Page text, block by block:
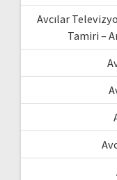
Avcılar
Tamiri –